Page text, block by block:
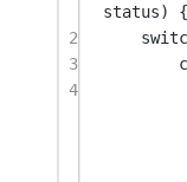
status) {
2
3
4